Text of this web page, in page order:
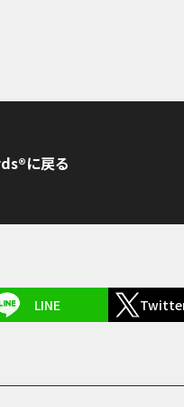
に戻る
LINE